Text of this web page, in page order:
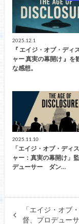
2025.12.1
『 エイジ・オブ・ディ
ャー 真実の幕開け 』を
な感想。
2025.11.10
「エイジ・オブ・ディ
ャー：真実の幕開け」
デューサー ダン…
「エイジ・オブ
督、プロデュー